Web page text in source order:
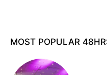
MOST POPULAR